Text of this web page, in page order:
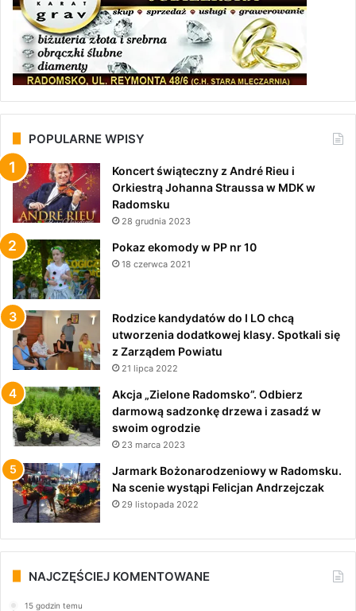
POPULARNE WPISY
Koncert świąteczny z André Rieu i
Orkiestrą Johanna Straussa w MDK w
Radomsku
28 grudnia 2023
Pokaz ekomody w PP nr 10
18 czerwca 2021
Rodzice kandydatów do I LO chcą
utworzenia dodatkowej klasy. Spotkali się
z Zarządem Powiatu
21 lipca 2022
Akcja „Zielone Radomsko”. Odbierz
darmową sadzonkę drzewa i zasadź w
swoim ogrodzie
23 marca 2023
Jarmark Bożonarodzeniowy w Radomsku.
Na scenie wystąpi Felicjan Andrzejczak
29 listopada 2022
NAJCZĘŚCIEJ KOMENTOWANE
15 godzin temu